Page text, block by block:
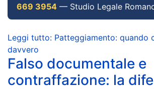
669 3954 — Studio Legale
Leggi tutto: Patteggiamento: quando
davvero
Falso documentale e
contraffazione: la